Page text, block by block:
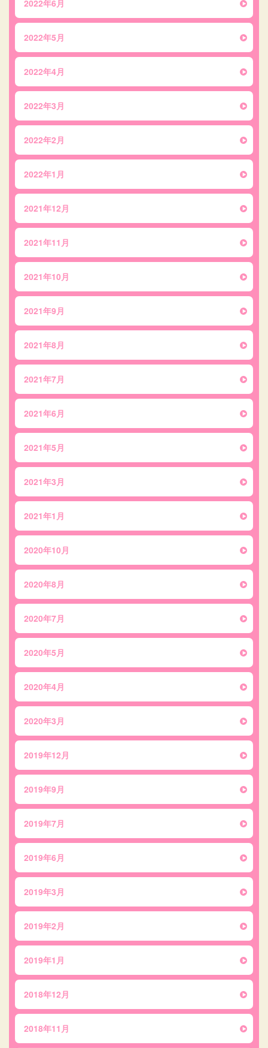
2022年6月
2022年5月
2022年4月
2022年3月
2022年2月
2022年1月
2021年12月
2021年11月
2021年10月
2021年9月
2021年8月
2021年7月
2021年6月
2021年5月
2021年3月
2021年1月
2020年10月
2020年8月
2020年7月
2020年5月
2020年4月
2020年3月
2019年12月
2019年9月
2019年7月
2019年6月
2019年3月
2019年2月
2019年1月
2018年12月
2018年11月